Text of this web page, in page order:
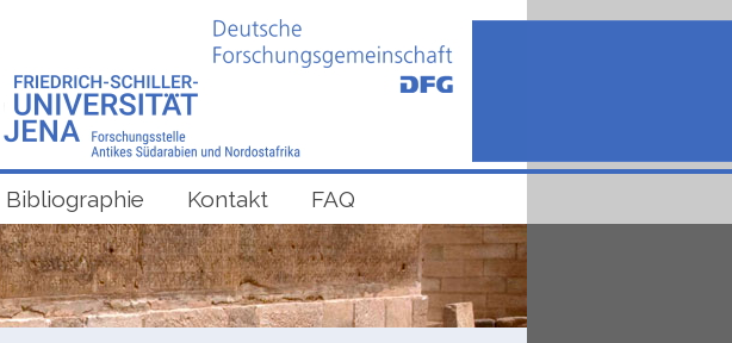
Bibliographie Kontakt FAQ